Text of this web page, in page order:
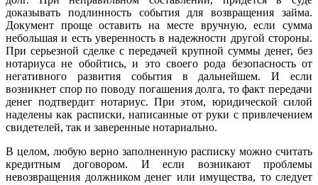
доказывать подлинность события для возвращения займа.
Документ проще оставить на месте вручную, если сумма
небольшая и есть уверенность в надежности другой стороны.
При серьезной сделке с передачей крупной суммы денег, без
нотариуса не обойтись, и это своего рода безопасность от
негативного развития события в дальнейшем. И если
возникнет спор по поводу погашения долга, то факт передачи
денег подтвердит нотариус. При этом, юридической силой
наделены как расписки, написанные от руки с привлечением
свидетелей, так и заверенные нотариально.
В целом, любую верно заполненную расписку можно считать
кредитным договором. И если возникают проблемы
невозвращения должником денег или имущества, то следует